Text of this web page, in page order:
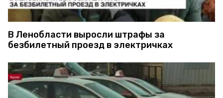
В Ленобласти выросли штрафы за
безбилетный проезд в электричках